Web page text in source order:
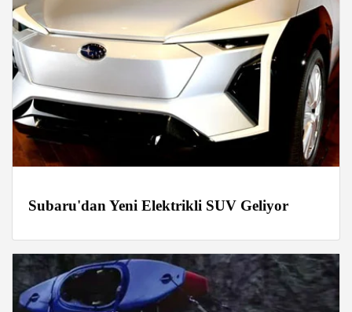
Subaru'dan Yeni Elektrikli SUV Geliyor